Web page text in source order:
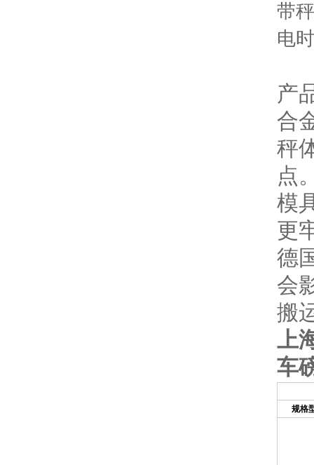
带
电
产
合
秤
点
模
更
德
会
搬
上
车
规格